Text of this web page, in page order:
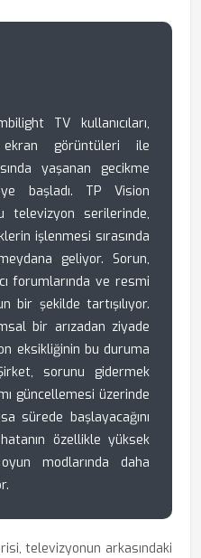
TV kullanıcıları,
görüntüleri ile
yaşanan gecikme
başladı. TP Vision
televizyon serilerinde,
işlenmesi sırasında
geliyor. Sorun,
forumlarında ve resmi
bir şekilde tartışılıyor.
bir arızadan ziyade
eksikliğinin bu duruma
sorunu gidermek
güncellemesi üzerinde
sürede başlayacağını
özellikle yüksek
modlarında daha
televizyonun arkasındaki